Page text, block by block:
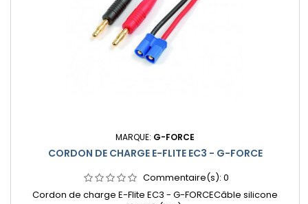
MARQUE: G-FORCE
CORDON DE CHARGE E-FLITE EC3 - G-FORCE
Commentaire(s): 0
Cordon de charge E-Flite EC3 - G-FORCECâble silicone